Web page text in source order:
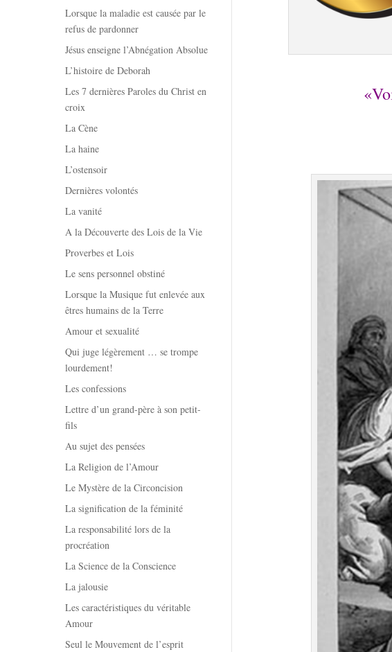
Lorsque la maladie est causée par le
refus de pardonner
Jésus enseigne l’Abnégation Absolue
L’histoire de Deborah
Les 7 dernières Paroles du Christ en
croix
La Cène
La haine
L’ostensoir
Dernières volontés
La vanité
A la Découverte des Lois de la Vie
Proverbes et Lois
Le sens personnel obstiné
Lorsque la Musique fut enlevée aux
êtres humains de la Terre
Amour et sexualité
Qui juge légèrement … se trompe
lourdement!
Les confessions
Lettre d’un grand-père à son petit-
fils
Au sujet des pensées
La Religion de l’Amour
Le Mystère de la Circoncision
La signification de la féminité
La responsabilité lors de la
procréation
La Science de la Conscience
La jalousie
Les caractéristiques du véritable
Amour
Seul le Mouvement de l’esprit